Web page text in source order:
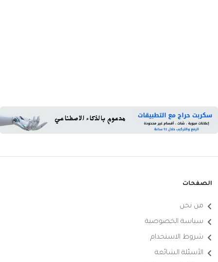
الصفحات
من نحن
سياسة الخصوصية
شروط الاستخدام
الأسئلة الشائعة